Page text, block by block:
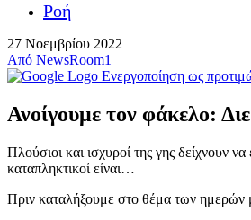
Ροή
27 Νοεμβρίου 2022
Από NewsRoom1
Ενεργοποίηση ως
Ανοίγουμε τον φάκελο:
Πλούσιοι και ισχυροί της γης δείχνουν
καταπληκτικοί είναι…
Πριν καταλήξουμε στο θέμα των ημερών